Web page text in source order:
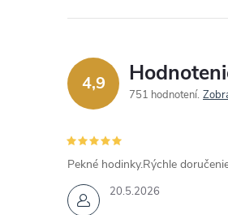
4,9
751 hodnotení
20.5.2026
Pekné hodinky.Rýchle